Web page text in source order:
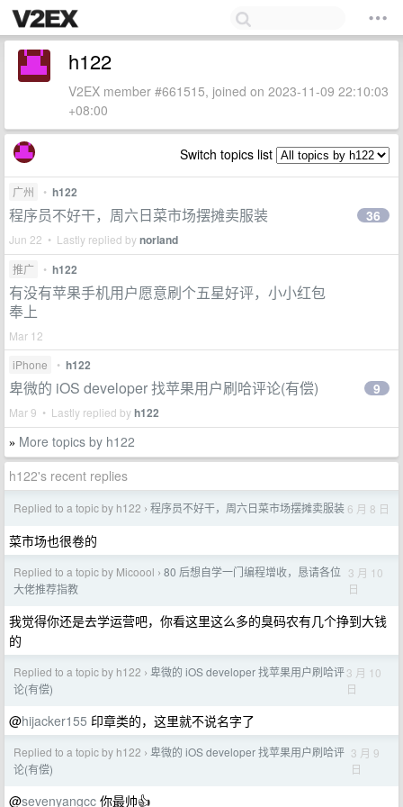
h122
V2EX member #661515, joined on 2023-11-09 22:10:03
+08:00
Switch topics list
广州 • h122
程序员不好干，周六日菜市场摆摊卖服装
Jun 22 • Lastly replied bynorland
36
推广 • h122
有没有苹果手机用户愿意刷个五星好评，小小红包
奉上
Mar 12
iPhone
• h122
卑微的 iOS developer 找苹果用户刷哈评论(有偿)
Mar 9 • Lastly replied byh122
9
» More topics by h122
h122's recent replies
Replied to a topic by h122 › 程序员不好干，周六日菜市场摆摊卖服装 6 月 8 日
菜市场也很卷的
Replied to a topic by Micoool › 80 后想自学一门编程增收，恳请各位
大佬推荐指教
3 月 10
日
我觉得你还是去学运营吧，你看这里这么多的臭码农有几个挣到大钱
的
Replied to a topic by h122 › 卑微的 iOS developer 找苹果用户刷哈评
论(有偿)
3 月 10
日
@hijacker155 印章类的，这里就不说名字了
Replied to a topic by h122 › 卑微的 iOS developer 找苹果用户刷哈评
论(有偿)
3 月 9
日
@sevenyangcc 你最帅👍